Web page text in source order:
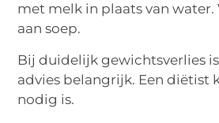
met melk in plaats van water.
aan soep.
Bij duidelijk gewichtsverlies
advies belangrijk. Een diëtist
nodig is.